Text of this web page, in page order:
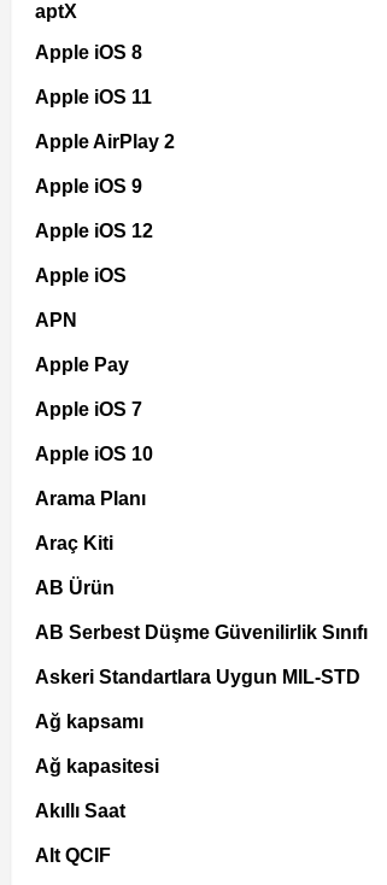
aptX
Apple iOS 8
Apple iOS 11
Apple AirPlay 2
Apple iOS 9
Apple iOS 12
Apple iOS
APN
Apple Pay
Apple iOS 7
Apple iOS 10
Arama Planı
Araç Kiti
AB Ürün
AB Serbest Düşme Güvenilirlik Sınıfı
Askeri Standartlara Uygun MIL-STD
Ağ kapsamı
Ağ kapasitesi
Akıllı Saat
Alt QCIF